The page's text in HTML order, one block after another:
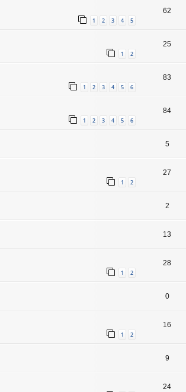
1 2 3 4 5
62
1 2
25
1 2 3 4 5 6
83
1 2 3 4 5 6
84
5
1 2
27
2
13
1 2
28
0
1 2
16
9
24